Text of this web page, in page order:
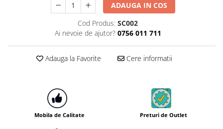
ADAUGA IN COS
Cod Produs: SC002
Ai nevoie de ajutor? 0756 011 711
Adauga la Favorite Cere informatii
Mobila de Calitate Preturi de Outlet